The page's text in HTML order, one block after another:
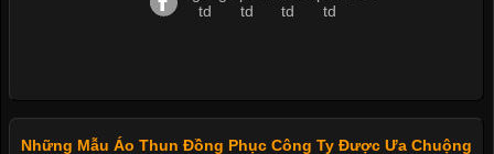
Những Mẫu Áo Thun Đồng Phục Công Ty Được Ưa Chuộng